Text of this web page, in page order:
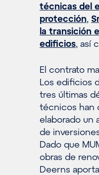
técnicas del
protección,
la transición
edificios, así
El contrato
Los edificios
tres últimas
técnicos han
elaborado un
de
Dado que
obras de
Deerns